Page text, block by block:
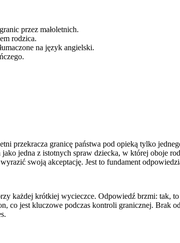
przez małoletnich.
rodzica.
na język angielski.
przekracza granicę państwa pod opieką tylko
jedna z istotnych spraw dziecka, w której oboje
swoją akceptację. Jest to fundament
każdej krótkiej wycieczce. Odpowiedź brzmi: tak,
co jest kluczowe podczas kontroli granicznej. Brak